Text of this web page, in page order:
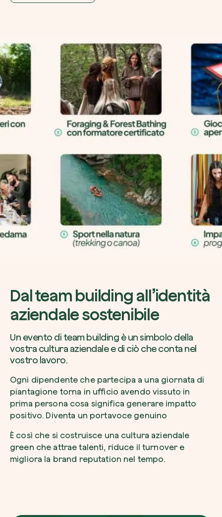
Dal team building all’identità
aziendale sostenibile
Un evento di team building è un simbolo della
vostra cultura aziendale e di ciò che conta nel
vostro lavoro.
Ogni dipendente che partecipa a una giornata di
piantagione torna in ufficio avendo vissuto in
prima persona cosa significa generare impatto
positivo. Diventa un portavoce genuino
È così che si costruisce una cultura aziendale
green che attrae talenti, riduce il turnover e
migliora la brand reputation nel tempo.